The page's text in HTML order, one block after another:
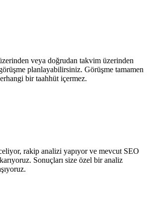
veya doğrudan takvim üzerinden
planlayabilirsiniz. Görüşme tamamen
bir taahhüt içermez.
rakip analizi yapıyor ve mevcut SEO
Sonuçları size özel bir analiz